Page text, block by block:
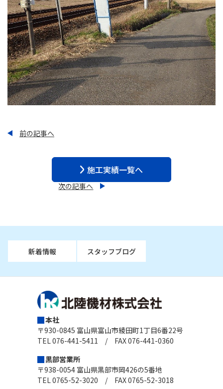
前の記事へ
施工実績一覧へ
次の記事へ
新着情報 スタッフブログ
本社
〒930-0845 富山県富山市綾田町1丁目6番22号
TEL 076-441-5411 / FAX 076-441-0360
黒部営業所
〒938-0054 富山県黒部市岡426の5番地
TEL 0765-52-3020 / FAX 0765-52-3018